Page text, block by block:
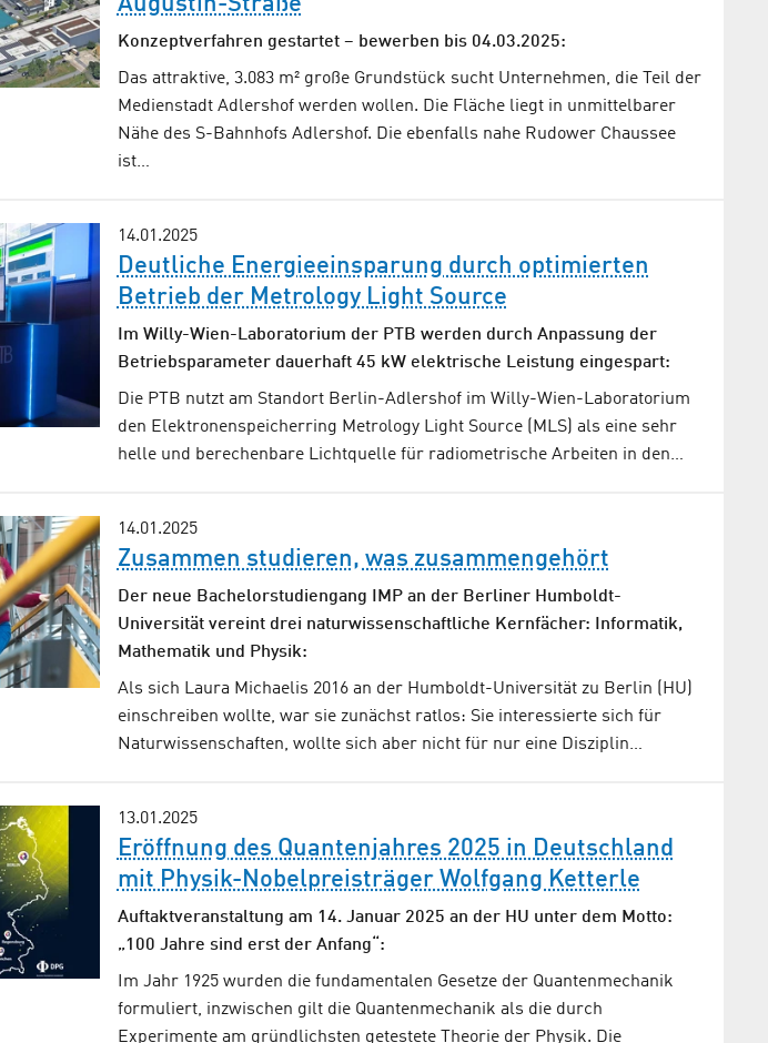
Augustin-Straße
Konzeptverfahren gestartet – bewerben bis 04.03.2025:
Das attraktive, 3.083 m² große Grundstück sucht Unternehmen, die Teil der
Medienstadt Adlershof werden wollen. Die Fläche liegt in unmittelbarer
Nähe des S-Bahnhofs Adlershof. Die ebenfalls nahe Rudower Chaussee
ist…
14.01.2025
Deutliche Energieeinsparung durch optimierten
Betrieb der Metrology Light Source
Im Willy-Wien-Laboratorium der PTB werden durch Anpassung der
Betriebsparameter dauerhaft 45 kW elektrische Leistung eingespart:
Die PTB nutzt am Standort Berlin-Adlershof im Willy-Wien-Laboratorium
den Elektronenspeicherring Metrology Light Source (MLS) als eine sehr
helle und berechenbare Lichtquelle für radiometrische Arbeiten in den…
14.01.2025
Zusammen studieren, was zusammengehört
Der neue Bachelorstudiengang IMP an der Berliner Humboldt-
Universität vereint drei naturwissenschaftliche Kernfächer: Informatik,
Mathematik und Physik:
Als sich Laura Michaelis 2016 an der Humboldt-Universität zu Berlin (HU)
einschreiben wollte, war sie zunächst ratlos: Sie interessierte sich für
Naturwissenschaften, wollte sich aber nicht für nur eine Disziplin…
13.01.2025
Eröffnung des Quantenjahres 2025 in Deutschland
mit Physik-Nobelpreisträger Wolfgang Ketterle
Auftaktveranstaltung am 14. Januar 2025 an der HU unter dem Motto:
„100 Jahre sind erst der Anfang“:
Im Jahr 1925 wurden die fundamentalen Gesetze der Quantenmechanik
formuliert, inzwischen gilt die Quantenmechanik als die durch
Experimente am gründlichsten getestete Theorie der Physik. Die